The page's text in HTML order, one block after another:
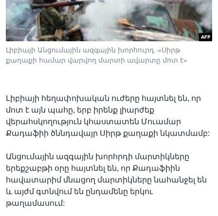
Լեզուներ
Լիբիայի Անցումային ազգային խորհուրդ. «Սիրթ
քաղաքի համար վարվող մարտի ավարտը մոտ է»
Լիբիայի հեղափոխական ուժերը հայտնել են, որ
մոտ է այն պահը, երբ իրենք լիարժեք
վերահսկողություն կհաստատեն Մուամար
Քադաֆիի ծննդավայր Սիրթ քաղաքի նկատմամբ:
Անցումային ազգային խորհրդի մարտիկները
երեքշաբթի օրը հայտնել են, որ Քադաֆիին
հավատարիմ մնացող մարտիկները նահանջել են
և այժմ գտնվում են ընդամենը երկու
թաղամասում: